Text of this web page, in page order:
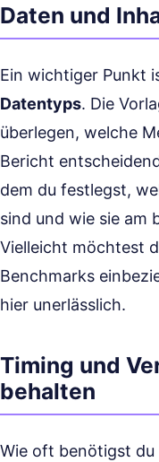
Daten und
Ein wichtiger Punkt
Datentyps. Die
überlegen, welche
Bericht
dem du festlegst,
sind und wie sie am
Vielleicht möchtest
Benchmarks
hier unerlässlich.
Timing und
behalten
Wie oft benötigst du